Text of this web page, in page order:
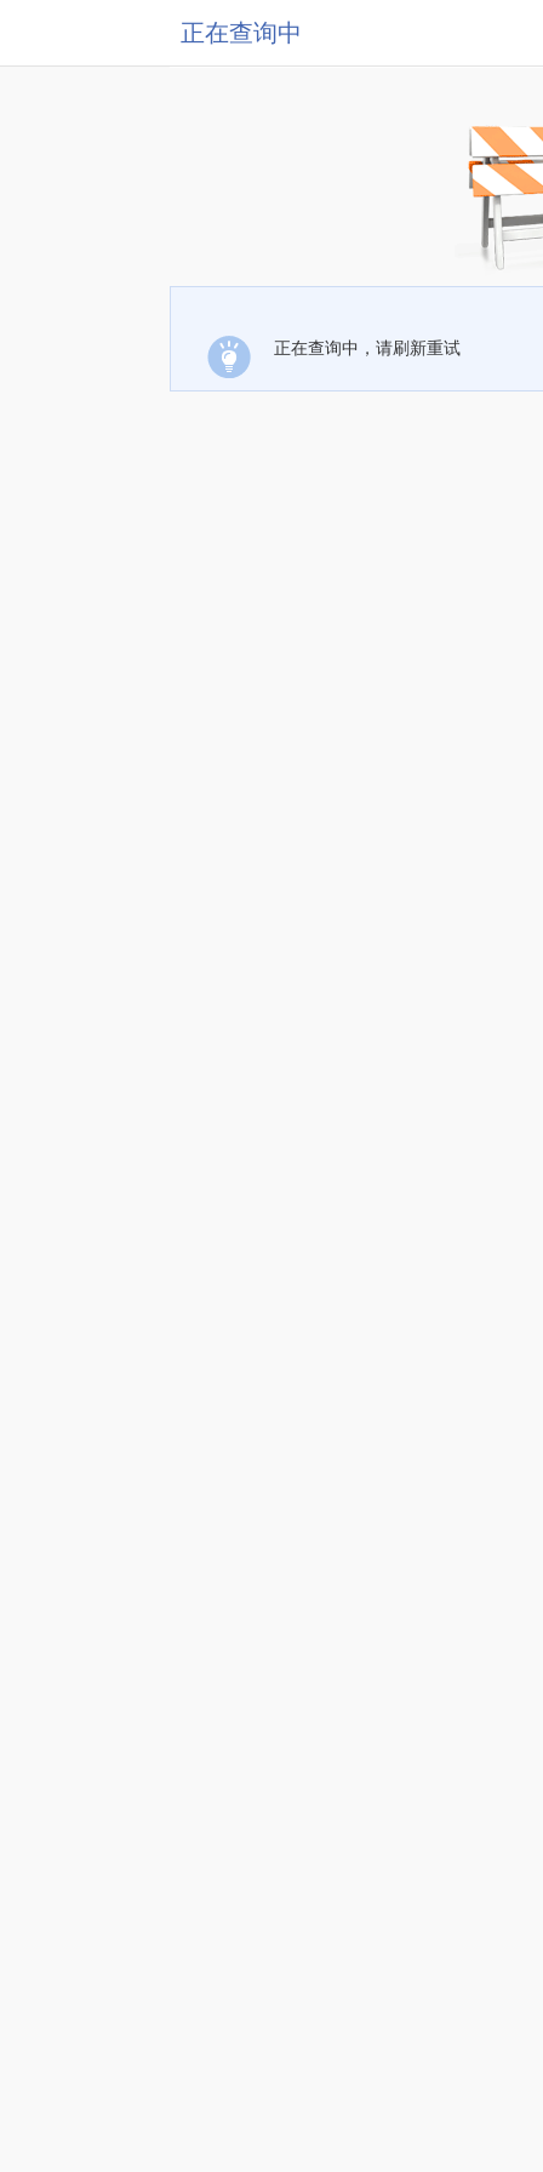
正在查询中
正在查询中，请刷新重试